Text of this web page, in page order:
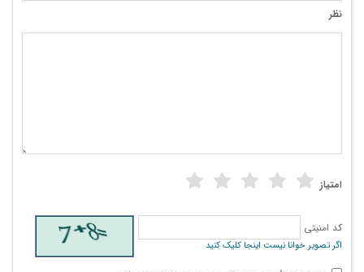
نظر
امتیاز
کد امنیتی
اگر تصویر خوانا نیست اینجا کلیک کنید